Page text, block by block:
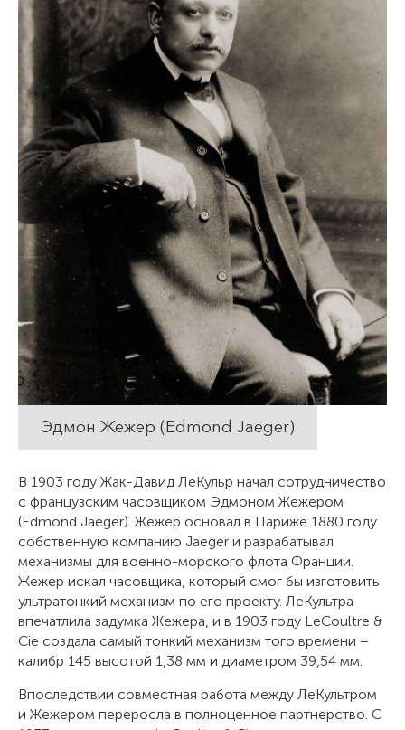
Эдмон Жежер (Edmond Jaeger)
В 1903 году Жак-Давид ЛеКульр начал сотрудничество
с французским часовщиком Эдмоном Жежером
(Edmond Jaeger). Жежер основал в Париже 1880 году
собственную компанию Jaeger и разрабатывал
механизмы для военно-морского флота Франции.
Жежер искал часовщика, который смог бы изготовить
ультратонкий механизм по его проекту. ЛеКультра
впечатлила задумка Жежера, и в 1903 году LeCoultre &
Cie создала самый тонкий механизм того времени −
калибр 145 высотой 1,38 мм и диаметром 39,54 мм.
Впоследствии совместная работа между ЛеКультром
и Жежером переросла в полноценное партнерство. С